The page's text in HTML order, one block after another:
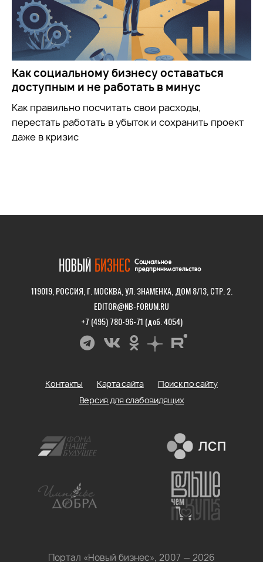
Как социальному бизнесу оставаться
доступным и не работать в минус
Как правильно посчитать свои расходы,
перестать работать в убыток и сохранить проект
даже в кризис
119019, РОССИЯ, Г. МОСКВА, УЛ. ЗНАМЕНКА, ДОМ 8/13, СТР. 2.
EDITOR@NB-FORUM.RU
+7 (495) 780-96-71 (доб. 4054)
Портал «Новый бизнес», 2007 — 2026
Контакты Карта сайта
Поиск по сайту
Версия для слабовидящих